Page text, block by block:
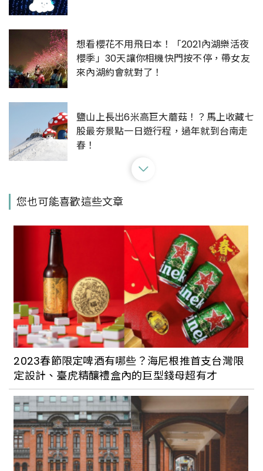
想看櫻花不用飛日本！「2021內湖樂活夜
櫻季」30天讓你相機快門按不停，帶女友
來內湖約會就對了！
鹽山上長出6米高巨大蘑菇！？馬上收藏七
股最夯景點一日遊行程，過年就到台南走
春！
場！再加碼文青風美食甜品、打卡熱點，
週末晚上不知道能去哪？快來貓空邊約會
邊看大台北夜景，現在就收藏文山超值一
日遊行程！
大家都在這裡打卡！彰化人氣最高的公路
花園、文青景點、在地美食一次收！
最療癒的「沐心池」來了！PLUS山佳車站
周邊超夯一日遊行程，週末就到樹林慵懶
一下吧！
您也可能喜歡這些文章
2023春節限定啤酒有哪些？海尼根推首支台灣限
定設計、臺虎精釀禮盒內的巨型錢母超有才